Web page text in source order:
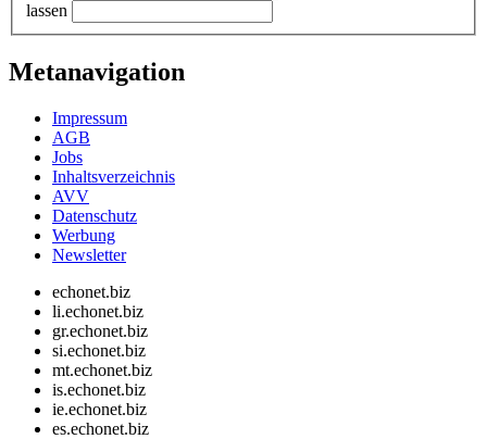
lassen
Metanavigation
Impressum
AGB
Jobs
Inhaltsverzeichnis
AVV
Datenschutz
Werbung
Newsletter
echonet.biz
li.echonet.biz
gr.echonet.biz
si.echonet.biz
mt.echonet.biz
is.echonet.biz
ie.echonet.biz
es.echonet.biz